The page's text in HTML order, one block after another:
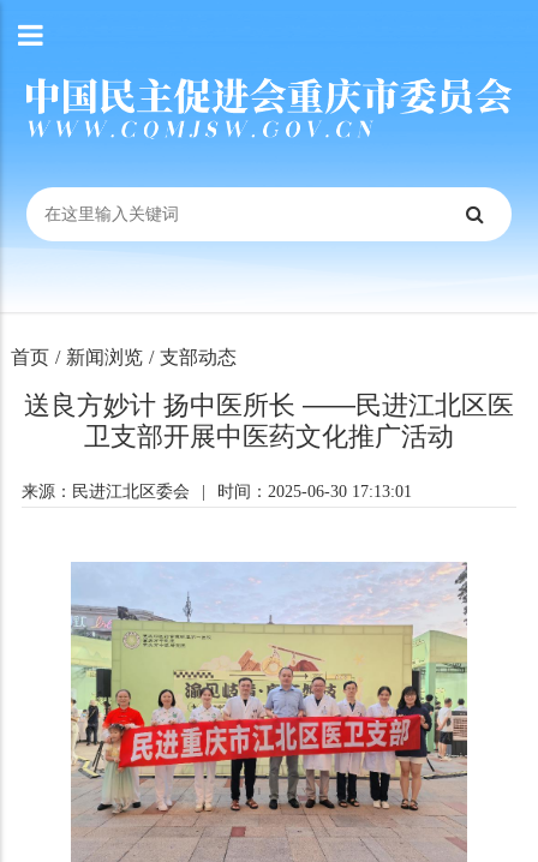
首页 / 新闻浏览 / 支部动态
送良方妙计 扬中医所长 ——民进江北区医
卫支部开展中医药文化推广活动
来源：民进江北区委会 时间：2025-06-30 17:13:01